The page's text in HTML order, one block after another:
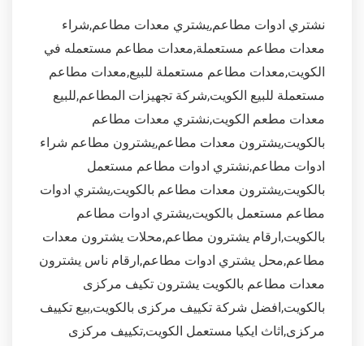
نشتري ادوات مطاعم,يشتري معدات مطاعم,شراء
معدات مطاعم مستعملة,معدات مطاعم مستعمله في
الكويت,معدات مطاعم مستعملة للبيع,معدات مطاعم
مستعملة للبيع الكويت,شركة تجهيزات المطاعم,للبيع
معدات مطعم الكويت,نشتري معدات مطاعم
بالكويت,يشترون معدات مطاعم,يشترون مطاعم شراء
ادوات مطاعم,نشتري ادوات مطاعم مستعمل
بالكويت,يشترون معدات مطاعم بالكويت,يشتري ادوات
مطاعم مستعمل بالكويت,يشتري ادوات مطاعم
بالكويت,ارقام يشترون مطاعم,محلات يشترون معدات
مطاعم,محل يشتري ادوات مطاعم,ارقام ناس يشترون
معدات مطاعم بالكويت يشترون تكيف مركزى
بالكويت,افضل شركة تكييف مركزى بالكويت,بيع تكييف
مركزى,اثاث ايكيا مستعمل الكويت,تكييف مركزى